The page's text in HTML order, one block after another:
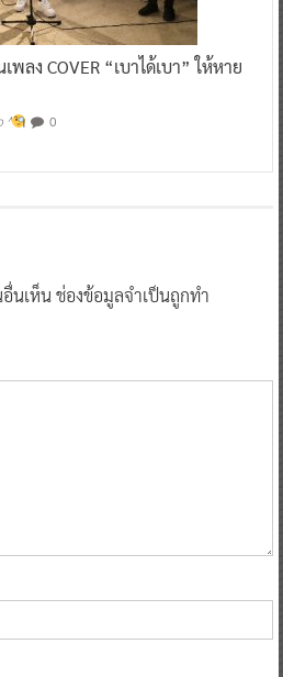
พลง COVER “เบาได้เบา” ให้หาย
^ 0
นเห็นช่องข้อมูลจำเป็นถูกทำ